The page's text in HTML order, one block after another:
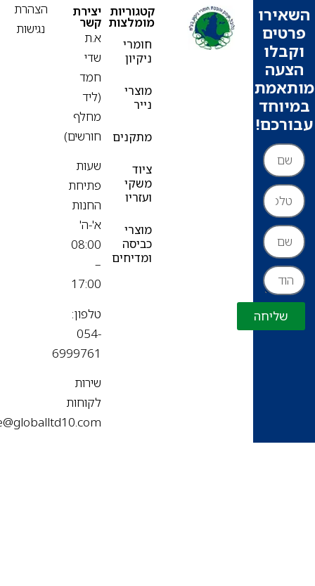
שליחה
קטגוריות
מומלצות
חומרי
מוצרי
מתקנים
משקי
מוצרי
כביסה
ומדיחים
יצירת
קשר
א.ת
שדי
(ליד
מחלף
חורשים)
פתיחת
החנות
א'-ה'
08:00
–
17:00
טלפון:
6999761
לקוחות
office@globalltd10.com
הצהרת
נגישות